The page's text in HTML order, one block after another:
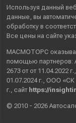
Используя данный
данные , вы
обработку в
Все цены на сайте
МАСМОТОРС
помощью партнеров:
2673 от от 11.04.2022
01.07.2024 г., ООО
г., сайт https://
© 2010 - 2026